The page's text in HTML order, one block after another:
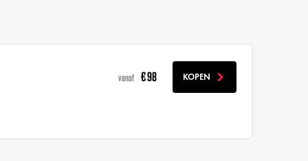
vanaf € 98 KOPEN